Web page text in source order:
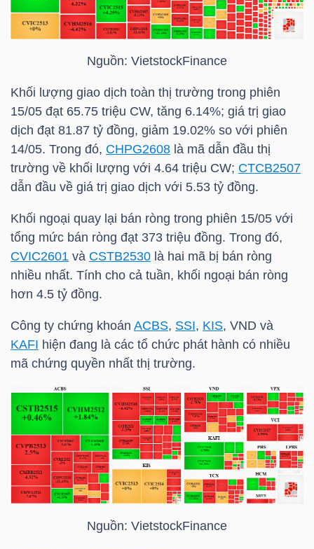
Nguồn: VietstockFinance
Khối lượng giao dịch toàn thị trường trong phiên
15/05 đạt 65.75 triệu CW, tăng 6.14%; giá trị giao
dịch đạt 81.87 tỷ đồng, giảm 19.02% so với phiên
14/05. Trong đó, CHPG2608 là mã dẫn đầu thị
trường về khối lượng với 4.64 triệu CW; CTCB2507
dẫn đầu về giá trị giao dịch với 5.53 tỷ đồng.
Khối ngoại quay lại bán ròng trong phiên 15/05 với
tổng mức bán ròng đạt 373 triệu đồng. Trong đó,
CVIC2601 và CSTB2530 là hai mã bị bán ròng
nhiều nhất. Tính cho cả tuần, khối ngoại bán ròng
hơn 4.5 tỷ đồng.
Công ty chứng khoán ACBS, SSI, KIS, VND và
KAFI hiện đang là các tổ chức phát hành có nhiều
mã chứng quyền nhất thị trường.
Nguồn: VietstockFinance
PHÂN
VIETSTOCKFINANCE
VĨ
MÔ
NGÀNH
DOANH
NGHIỆP
PHIẾU
PHÁI
SINH